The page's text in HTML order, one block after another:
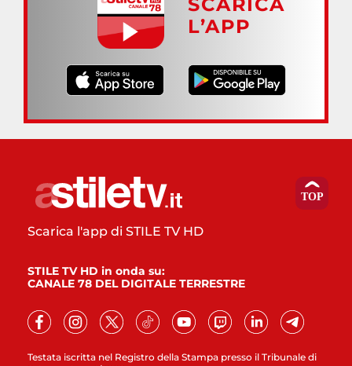
L’APP
Testata iscritta nel Registro della Stampa presso il Tribunale di
Scarica l'app di STILE TV HD
STILE TV HD in onda su:
CANALE 78 DEL DIGITALE TERRESTRE